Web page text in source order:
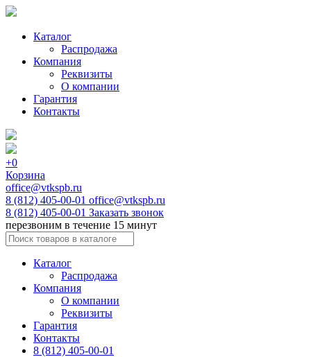
Каталог
Распродажа
Компания
Реквизиты
О компании
Гарантия
Контакты
+0
Корзина
office@vtkspb.ru
8 (812) 405-00-01 office@vtkspb.ru
8 (812) 405-00-01 Заказать звонок
перезвоним в течение 15 минут
Каталог
Распродажа
Компания
О компании
Реквизиты
Гарантия
Контакты
8 (812) 405-00-01